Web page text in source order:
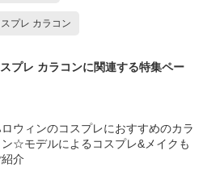
プレ カラコン
プレ カラコンに関連する特集ペー
ウィンのコスプレにおすすめのカラ
ン☆モデルによるコスプレ&メイクも
紹介